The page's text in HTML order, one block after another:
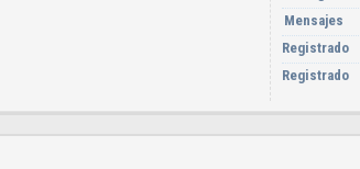
Mensajes
Registrado
Registrado